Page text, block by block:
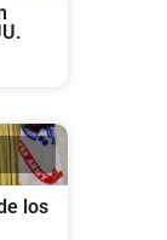
los